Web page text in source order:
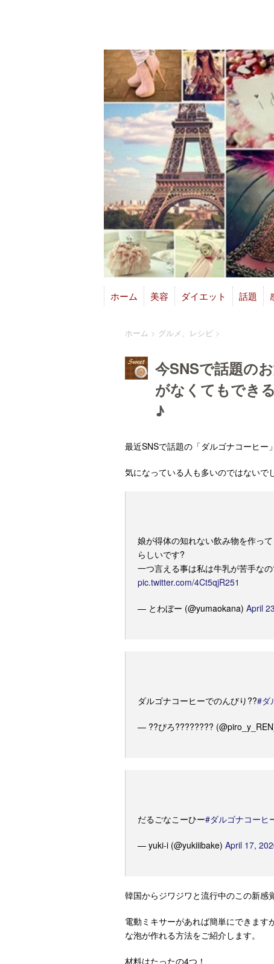
ホーム 美容 ダイエット 話題
ホーム > グルメ、レシピ >
今SNSで話題の
がなくてもでき
♪
最近SNSで話題の「ダルゴナコーヒー」
気になっている人も多いのではないで
娘が得体の知れない飲み物を作っ
らしいです?
一つ言える事は私は牛乳が苦手な
pic.twitter.com/4Ct5qjR251
— とわぼー (@yumaokana) April
ダルゴナコーヒーでのんびり??#ダ
— ??ぴろ????????
だるごなこーひー#ダルゴナコーヒ
— yuki-i (@yukiiibake) April 17,
韓国からジワジワと流行中のこの新感
電動ミキサーがあれば簡単にできま
な泡が作れる方法をご紹介します。
材料はたったの4つ！